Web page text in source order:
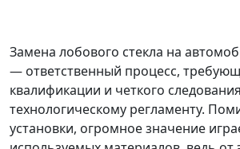
Замена лобового стекла на
— ответственный процесс,
квалификации и четкого следования
технологическому регламенту.
установки, огромное значение